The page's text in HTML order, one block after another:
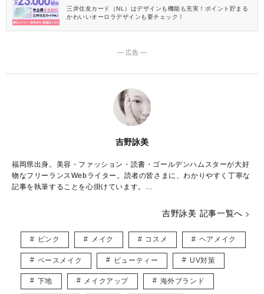
三井住友カード（NL）はデザインも機能も充実！ポイント貯まる
かわいいオーロラデザインも要チェック！
― 広告 ―
吉野詠美
福岡県出身。美容・ファッション・読書・ゴールデンハムスターが大好
物なフリーランスWebライター。読者の皆さまに、わかりやすく丁寧な
記事を執筆することを心掛けています。
日本コスメティック協会「コスメマイスター」「スキンケアマイスタ
▶︎▶︎ メンズスキンケア情報 ブログサイト
「メンズスキンケア学園」運営
https://mensskincaregakuen.com
▶︎▶︎ email
吉野詠美 記事一覧へ
ピンク メイク コスメ ヘアメイク
ベースメイク ビューティー UV対策
下地 メイクアップ 海外ブランド